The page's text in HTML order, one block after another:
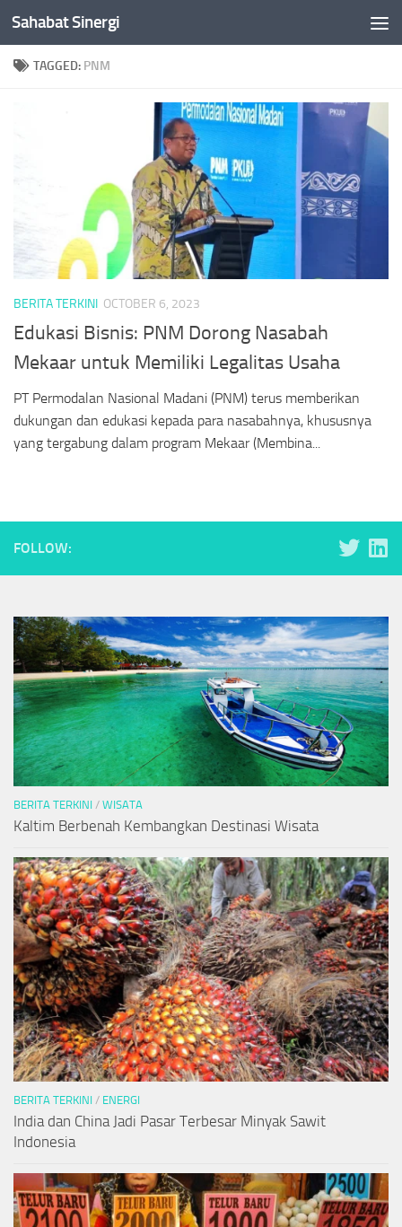
Skip to content
Sahabat Sinergi
TAGGED: PNM
BERITA TERKINI OCTOBER 6, 2023
Edukasi Bisnis: PNM Dorong Nasabah
Mekaar untuk Memiliki Legalitas Usaha
PT Permodalan Nasional Madani (PNM) terus memberikan
dukungan dan edukasi kepada para nasabahnya, khususnya
yang tergabung dalam program Mekaar (Membina...
FOLLOW:
BERITA TERKINI / WISATA
Kaltim Berbenah Kembangkan Destinasi Wisata
BERITA TERKINI / ENERGI
India dan China Jadi Pasar Terbesar Minyak Sawit
Indonesia